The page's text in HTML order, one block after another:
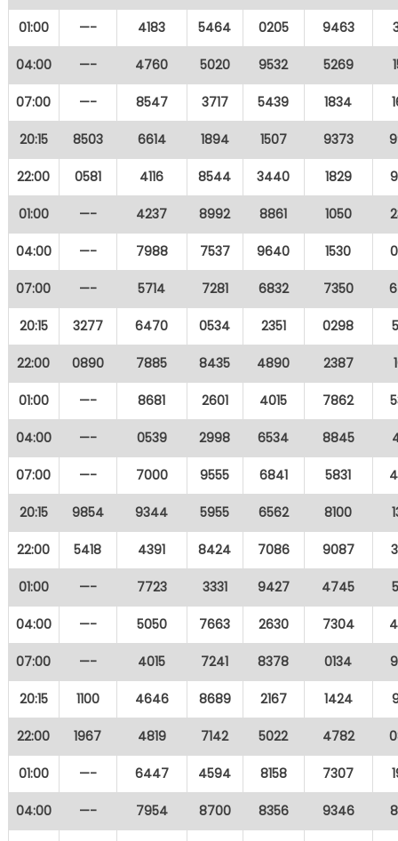
01:00 —- 4183 5464 0205 9463
04:00 —- 4760 5020 9532 5269
07:00 —- 8547 3717 5439 1834
20:15 8503 6614 1894 1507 9373
22:00 0581 4116 8544 3440 1829
01:00 —- 4237 8992 8861 1050
04:00 —- 7988 7537 9640 1530
07:00 —- 5714 7281 6832 7350
20:15 3277 6470 0534 2351 0298
22:00 0890 7885 8435 4890 2387
01:00 —- 8681 2601 4015 7862
04:00 —- 0539 2998 6534 8845
07:00 —- 7000 9555 6841 5831
20:15 9854 9344 5955 6562 8100
22:00 5418 4391 8424 7086 9087
01:00 —- 7723 3331 9427 4745
04:00 —- 5050 7663 2630 7304
07:00 —- 4015 7241 8378 0134
20:15 1100 4646 8689 2167 1424
22:00 1967 4819 7142 5022 4782
01:00 —- 6447 4594 8158 7307
04:00 —- 7954 8700 8356 9346